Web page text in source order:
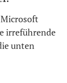
Microsoft
irreführende
unten